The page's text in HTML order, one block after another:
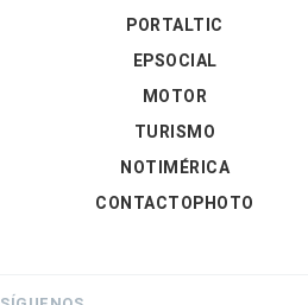
PORTALTIC
EPSOCIAL
MOTOR
TURISMO
NOTIMÉRICA
CONTACTOPHOTO